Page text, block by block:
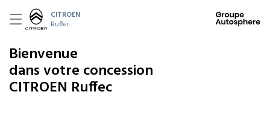
CITROEN
Ruffec
Bienvenue
dans votre concession
CITROEN Ruffec